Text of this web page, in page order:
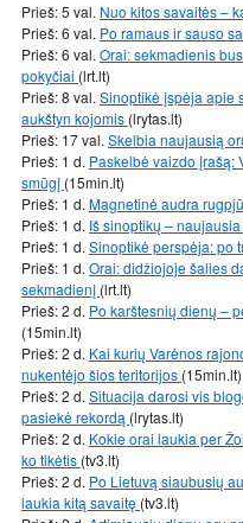
Prieš: 5 val. Nuo kitos savaitės –
Prieš: 6 val. Po ramaus ir sauso
Prieš: 6 val. Orai: sekmadienis
pokyčiai (lrt.lt)
Prieš: 8 val. Sinoptikė įspėja apie
aukštyn kojomis (lrytas.lt)
Prieš: 17 val. Skelbia naujausią
Prieš: 1 d. Paskelbė vaizdo įrašą:
smūgį (15min.lt)
Prieš: 1 d. Magnetinė audra
Prieš: 1 d. Iš sinoptikų –
Prieš: 1 d. Sinoptikė perspėja: po
Prieš: 1 d. Orai: didžiojoje šalies
sekmadienį (lrt.lt)
Prieš: 2 d. Po karštesnių dienų –
(15min.lt)
Prieš: 2 d. Kai kurių Varėnos
nukentėjo šios teritorijos (15min.lt)
Prieš: 2 d. Situacija darosi vis
pasiekė rekordą (lrytas.lt)
Prieš: 2 d. Kokie orai laukia per
ko tikėtis (tv3.lt)
Prieš: 2 d. Po Lietuvą siaubusių
laukia kitą savaitę (tv3.lt)